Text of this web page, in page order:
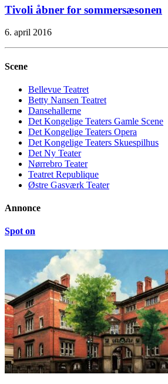
Tivoli åbner for sommersæsonen
6. april 2016
Scene
Bellevue Teatret
Betty Nansen Teatret
Dansehallerne
Det Kongelige Teaters Gamle Scene
Det Kongelige Teaters Opera
Det Kongelige Teaters Skuespilhus
Det Ny Teater
Nørrebro Teater
Teatret Republique
Østre Gasværk Teater
Annonce
Spot on